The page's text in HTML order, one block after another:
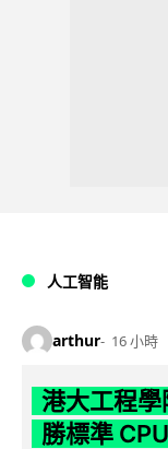
人工智能
arthur 16 小時
港大工程
勝標準